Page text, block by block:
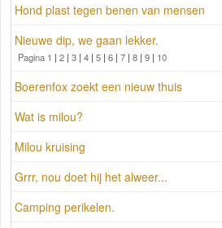
Hond plast tegen benen van mensen
Nieuwe dip, we gaan lekker.
Pagina 1 | 2 | 3 | 4 | 5 | 6 | 7 | 8 | 9 | 10
Boerenfox zoekt een nieuw thuis
Wat is milou?
Milou kruising
Grrr, nou doet hij het alweer...
Camping perikelen.